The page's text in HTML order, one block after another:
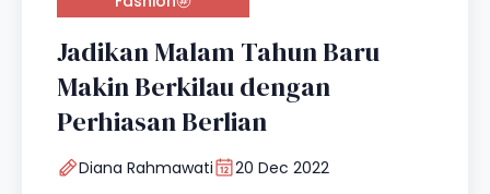
Jadikan Malam Tahun Baru
Makin Berkilau dengan
Perhiasan Berlian
Diana Rahmawati 20 Dec 2022